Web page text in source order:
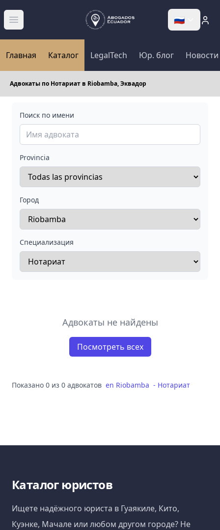
Abrir menú 🇷🇺
Главная Каталог LegalTech Юр. блог Новости
Адвокаты по Нотариат в Riobamba, Эквадор
Поиск по имени
Provincia
Город
Специализация
Адвокаты не найдены
Посмотреть всех
Показано 0 из 0 адвокатов en Riobamba - Нотариат
Каталог юристов
Ищете надёжного юриста в Гуаякиле, Кито,
Куэнке, Мачале или любом другом городе? Не